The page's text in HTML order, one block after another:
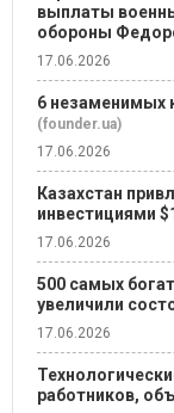
выплаты
обороны
17.06.2026
6 незаменимых
(founder.ua)
17.06.2026
Казахстан
инвестициями
17.06.2026
500 самых
увеличили
17.06.2026
работников,